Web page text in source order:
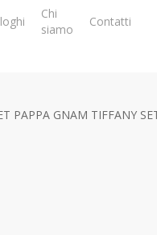
Chi
siamo
Contatti
PAPPA GNAM TIFFANY